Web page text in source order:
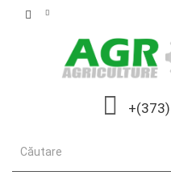
+(373)